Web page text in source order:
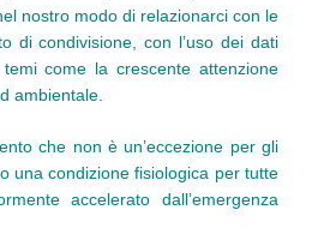
nostro modo di relazionarci con le
di condivisione, con l’uso dei dati
come la crescente attenzione
ambientale.
che non è un’eccezione per gli
una condizione fisiologica per tutte
accelerato dall’emergenza